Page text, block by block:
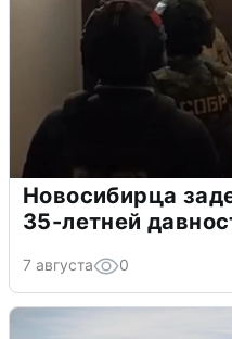
Новосибирца
35-летней
7 августа 0